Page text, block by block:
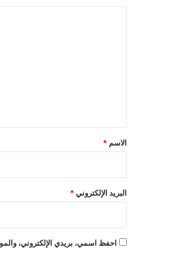
*
الاسم *
البريد الإلكتروني*
احفظ اسمي، بريدي الإلكتروني،